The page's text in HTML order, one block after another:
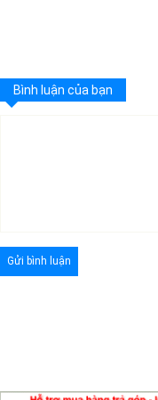
Bình luận của bạn